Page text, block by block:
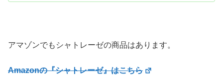
アマゾンでもシャトレーゼの商品はあります。
Amazonの『シャトレーゼ』はこちら